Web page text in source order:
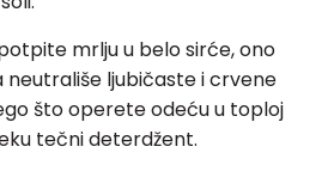
mrlju u belo sirće, ono
neutrališe ljubičaste i crvene
što operete odeću u toploj
tečni deterdžent.